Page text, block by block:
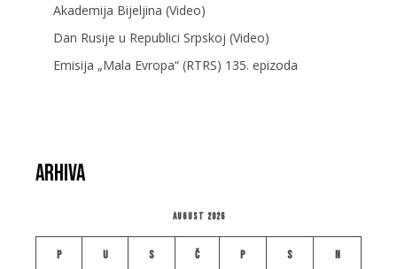
Akademija Bijeljina (Video)
Dan Rusije u Republici Srpskoj (Video)
Emisija „Mala Evropa“ (RTRS) 135. epizoda
Arhiva
August 2026
P U S Č P S N